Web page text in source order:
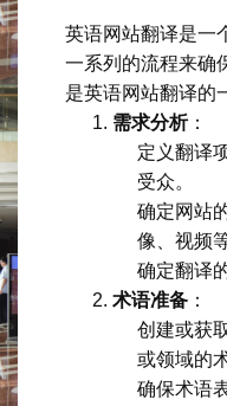
英语网站翻译是一
一系列的流程来确
是英语网站翻译的
需求分析：
定义翻译
受众。
确定网站
像、视频
确定翻译
术语准备 ：
创建或获
或领域的
确保术语